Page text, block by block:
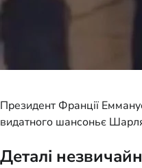
Президент Франції
видатного шансоньє
Деталі